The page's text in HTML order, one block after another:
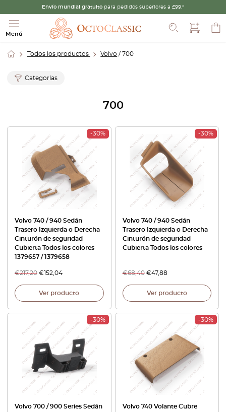
Envío mundial gratuito para pedidos superiores a £99.*
Menú
Todos los productos Volvo / 700
Categorías
700
-30%
Volvo 740 / 940 Sedán
Trasero Izquierda o Derecha
Cinturón de seguridad
Cubierta Todos los colores
1379657 / 1379658
€217,20 €152,04
Ver producto
-30%
Volvo 740 / 940 Sedán
Trasero Izquierda o Derecha
Cinturón de seguridad
Cubierta Todos los colores
€68,40 €47,88
Ver producto
-30%
Volvo 700 / 900 Series Sedán
-30%
Volvo 740 Volante Cubre